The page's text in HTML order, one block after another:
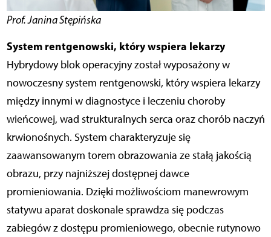
Prof. Janina Stępińska
System rentgenowski, który wspiera lekarzy
Hybrydowy blok operacyjny został wyposażony w
nowoczesny system rentgenowski, który wspiera lekarzy
między innymi w diagnostyce i leczeniu choroby
wieńcowej, wad strukturalnych serca oraz chorób naczyń
krwionośnych. System charakteryzuje się
zaawansowanym torem obrazowania ze stałą jakością
obrazu, przy najniższej dostępnej dawce
promieniowania. Dzięki możliwościom manewrowym
statywu aparat doskonale sprawdza się podczas
zabiegów z dostępu promieniowego, obecnie rutynowo